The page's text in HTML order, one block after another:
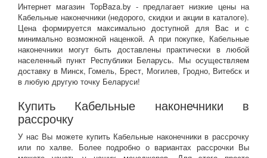
Интернет магазин TopBaza.by - предлагает низкие цены на
Кабельные наконечники (недорого, скидки и акции в каталоге).
Цена формируется максимально доступной для Вас и с
минимально возможной наценкой. А при покупке, Кабельные
наконечники могут быть доставлены практически в любой
населенный пункт Республики Беларусь. Мы осуществляем
доставку в Минск, Гомель, Брест, Могилев, Гродно, Витебск и
в любую другую точку Беларуси!
Купить Кабельные наконечники в
рассрочку
У нас Вы можете купить Кабельные наконечники в рассрочку
или по халве. Более подробно о вариантах рассрочки Вы